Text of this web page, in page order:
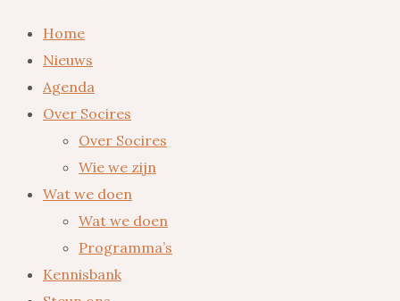
Home
Nieuws
Agenda
Over Socires
Over Socires
Wie we zijn
Wat we doen
Wat we doen
Programma’s
Kennisbank